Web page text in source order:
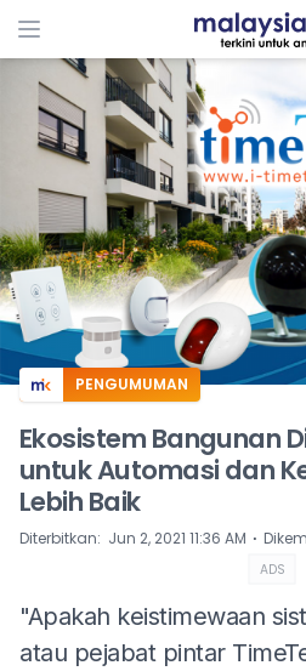
ADS
PENGUMUMAN
Ekosistem Bangunan
untuk Automasi dan
Lebih Baik
Diterbitkan: Jun 2, 2021 11:36 AM ⋅
ADS
"Apakah keistimewaan
atau pejabat pintar